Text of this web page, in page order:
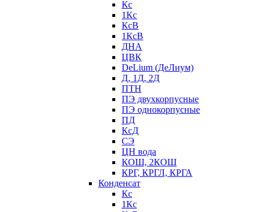
Кс
1Кс
КсВ
1КсВ
ДНА
ЦВК
DeLium (ДеЛиум)
Д, 1Д, 2Д
ПТН
ПЭ двухкорпусные
ПЭ однокорпусные
ПД
КсД
СЭ
ЦН вода
КОШ, 2КОШ
КРГ, КРГЛ, КРГА
Конденсат
Кс
1Кс